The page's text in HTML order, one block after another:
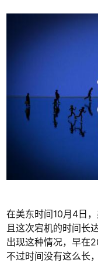
在美东时间10月4日
且这次宕机的时间长
出现这种情况，早在
不过时间没有这么长